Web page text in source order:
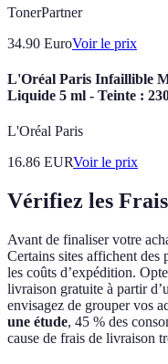
TonerPartner
34.90 EuroVoir le prix
L'Oréal Paris Infaillible
Liquide 5 ml - Teinte :
L'Oréal Paris
16.86 EURVoir le prix
Vérifiez les
Avant de finaliser votre
Certains sites affichent des
les coûts d’expédition.
livraison gratuite à partir
envisagez de grouper vos
une étude, 45 % des
cause de frais de livraison